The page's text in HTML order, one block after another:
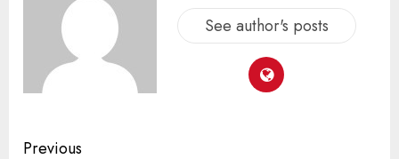
See author's posts
Previous